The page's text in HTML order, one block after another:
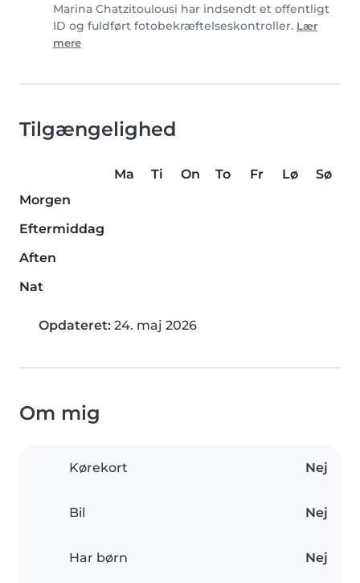
Marina Chatzitoulousi har indsendt et offentligt
ID og fuldført fotobekræftelseskontroller. Lær
mere
Tilgængelighed
Ma Ti On To Fr Lø
Sø
Morgen
Eftermiddag
Aften
Nat
Opdateret: 24. maj 2026
Om mig
Kørekort Nej
Bil Nej
Har børn Nej